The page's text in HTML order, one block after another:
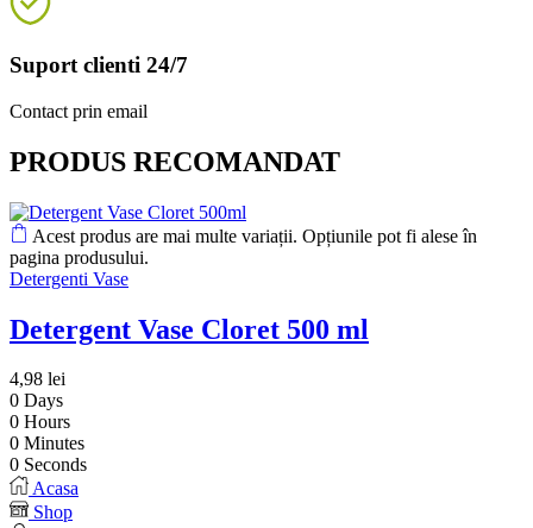
Suport clienti 24/7
Contact prin email
PRODUS RECOMANDAT
Acest produs are mai multe variații. Opțiunile pot fi alese în
pagina produsului.
Detergenti Vase
Detergent Vase Cloret 500 ml
4,98 lei
0 Days
0 Hours
0 Minutes
0 Seconds
Acasa
Shop